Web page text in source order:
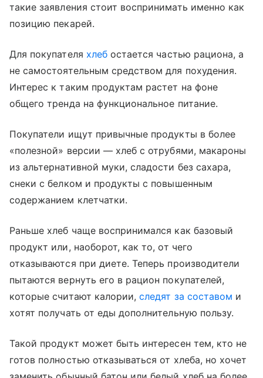
такие заявления стоит воспринимать именно как
позицию пекарей.
Для покупателя хлебостается частью рациона, а
не самостоятельным средством для похудения.
Интерес к таким продуктам растет на фоне
общего тренда на функциональное питание.
Покупатели ищут привычные продукты в более
«полезной» версии — хлеб с отрубями, макароны
из альтернативной муки, сладости без сахара,
снеки с белком и продукты с повышенным
содержанием клетчатки.
Раньше хлеб чаще воспринимался как базовый
продукт или, наоборот, как то, от чего
отказываются при диете. Теперь производители
пытаются вернуть его в рацион покупателей,
которые считают калории,следят за составом и
хотят получать от еды дополнительную пользу.
Такой продукт может быть интересен тем, кто не
готов полностью отказываться от хлеба, но хочет